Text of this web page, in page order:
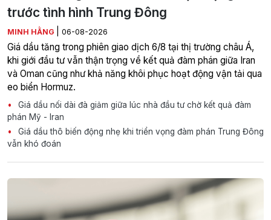
trước tình hình Trung Đông
MINH HẰNG 06-08-2026
Giá dầu tăng trong phiên giao dịch 6/8 tại thị trường châu Á,
khi giới đầu tư vẫn thận trọng về kết quả đàm phán giữa Iran
và Oman cũng như khả năng khôi phục hoạt động vận tải qua
eo biển Hormuz.
Giá dầu nối dài đà giảm giữa lúc nhà đầu tư chờ kết quả đàm
phán Mỹ - Iran
Giá dầu thô biến động nhẹ khi triển vọng đàm phán Trung Đông
vẫn khó đoán